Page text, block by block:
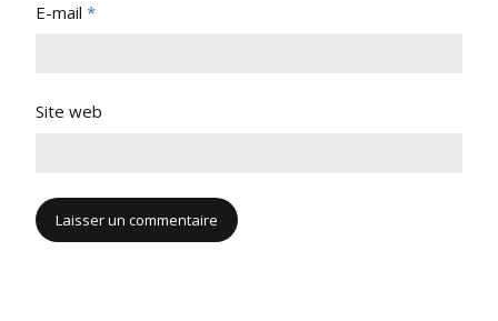
E-mail *
Site web